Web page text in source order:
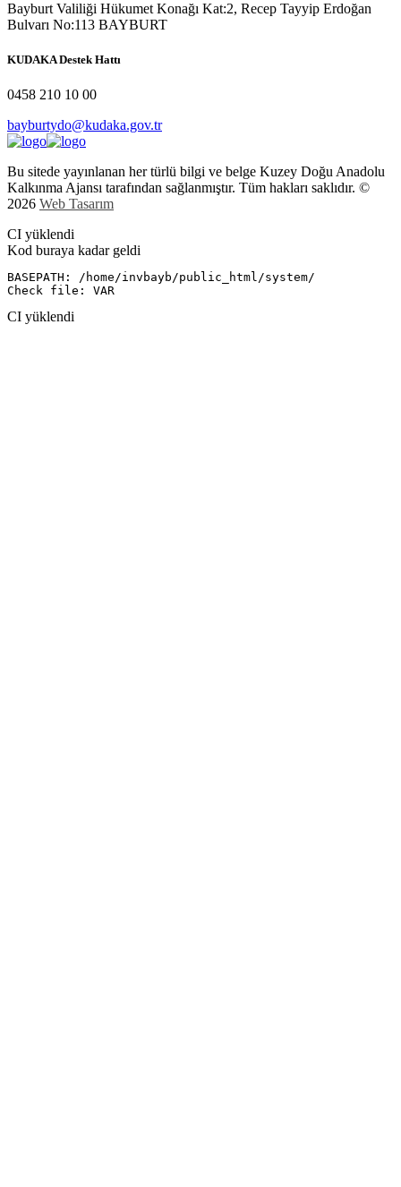
Bayburt Valiliği Hükumet Konağı Kat:2, Recep Tayyip Erdoğan
Bulvarı No:113 BAYBURT
KUDAKADestek Hattı
0458 210 10 00
bayburtydo@kudaka.gov.tr
Bu sitede yayınlanan her türlü bilgi ve belge Kuzey Doğu Anadolu
Kalkınma Ajansı tarafından sağlanmıştır. Tüm hakları saklıdır. ©
2026 Web Tasarım
CI yüklendi
Kod buraya kadar geldi
BASEPATH: /home/invbayb/public_html/system/
CI yüklendi